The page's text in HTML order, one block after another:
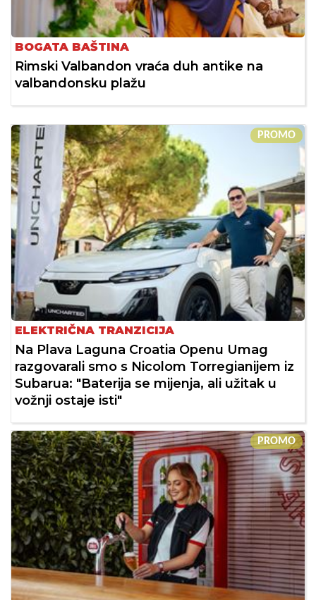
BOGATA BAŠTINA
Rimski Valbandon vraća duh antike na
valbandonsku plažu
PROMO
ELEKTRIČNA TRANZICIJA
Na Plava Laguna Croatia Openu Umag
razgovarali smo s Nicolom Torregianijem iz
Subarua: "Baterija se mijenja, ali užitak u
vožnji ostaje isti"
PROMO